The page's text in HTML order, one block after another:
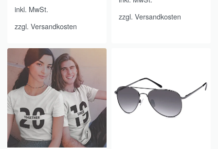
inkl. MwSt.
zzgl. Versandkosten
zzgl. Versandkosten